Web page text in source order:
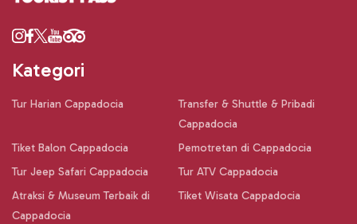
Kategori
Tur Harian Cappadocia
Transfer & Shuttle & Pribadi
Cappadocia
Tiket Balon Cappadocia
Pemotretan di Cappadocia
Tur Jeep Safari Cappadocia
Tur ATV Cappadocia
Atraksi & Museum Terbaik di
Cappadocia
Tiket Wisata Cappadocia